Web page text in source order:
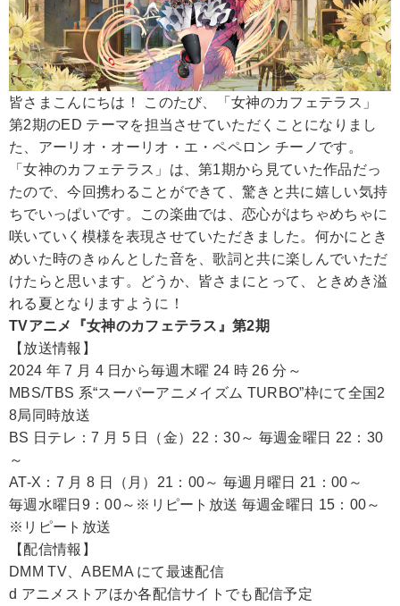
皆さまこんにちは！ このたび、「女神のカフェテラス」
第2期のED テーマを担当させていただくことになりまし
た、アーリオ・オーリオ・エ・ペペロン チーノです。
「女神のカフェテラス」は、第1期から見ていた作品だっ
たので、今回携わることができて、驚きと共に嬉しい気持
ちでいっぱいです。この楽曲では、恋心がはちゃめちゃに
咲いていく模様を表現させていただきました。何かにとき
めいた時のきゅんとした音を、歌詞と共に楽しんでいただ
けたらと思います。どうか、皆さまにとって、ときめき溢
れる夏となりますように！
TVアニメ『女神のカフェテラス』第2期
【放送情報】
2024 年 7 月 4 日から毎週木曜 24 時 26 分～
MBS/TBS 系“スーパーアニメイズム TURBO”枠にて全国2
8局同時放送
BS 日テレ：7 月 5 日（金）22：30～ 毎週金曜日 22：30
～
AT-X：7 月 8 日（月）21：00～ 毎週月曜日 21：00～
毎週水曜日9：00～※リピート放送 毎週金曜日 15：00～
※リピート放送
【配信情報】
DMM TV、ABEMA にて最速配信
d アニメストアほか各配信サイトでも配信予定